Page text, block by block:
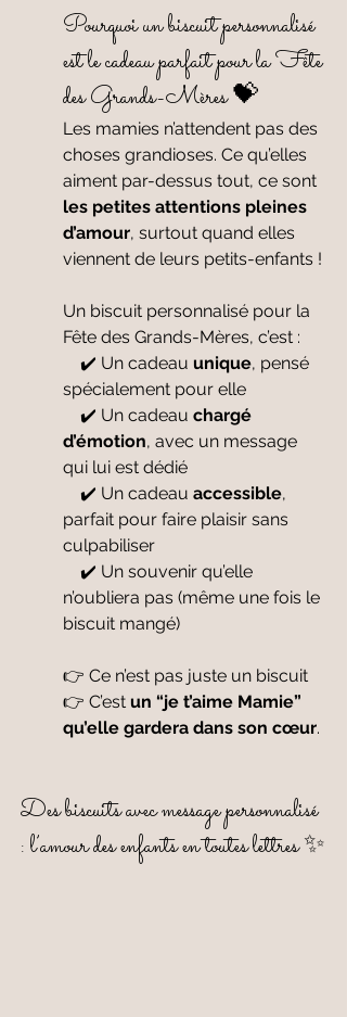
Pourquoi un biscuit personnalisé
est le cadeau parfait pour la Fête
des Grands-Mères 💝
Les mamies n’attendent pas des
choses grandioses. Ce qu’elles
aiment par-dessus tout, ce sont
les petites attentions pleines
d’amour, surtout quand elles
viennent de leurs petits-enfants !
Un biscuit personnalisé pour la
Fête des Grands-Mères, c’est :
    ✔️ Un cadeau
unique, pensé
spécialement pour elle
    ✔️ Un cadeau
chargé
d’émotion, avec un message
qui lui est dédié
    ✔️ Un cadeau
accessible,
parfait pour faire plaisir sans
culpabiliser
n’oubliera pas (même une fois le
biscuit mangé)
👉 Ce n’est pas juste un biscuit
👉 C’est un “je t’aime Mamie”
qu’elle gardera dans son cœur.
Des biscuits avec message personnalisé
: l’amour des enfants en toutes lettres ✨